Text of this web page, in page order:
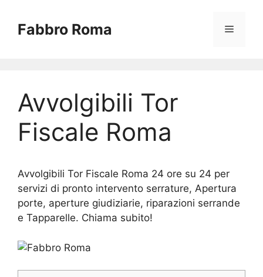
contenuto
Fabbro Roma Menu
Avvolgibili Tor
Fiscale Roma
Avvolgibili Tor Fiscale Roma 24 ore su 24 per
servizi di pronto intervento serrature, Apertura
porte, aperture giudiziarie, riparazioni serrande
e Tapparelle. Chiama subito!